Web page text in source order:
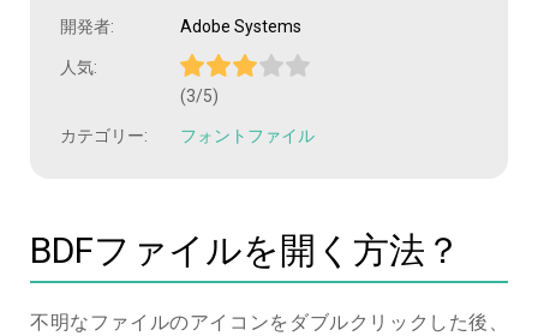
開発者: Adobe Systems
人気:
(3/5)
カテゴリー: フォントファイル
BDFファイルを開く方法？
不明なファイルのアイコンをダブルクリックした後、